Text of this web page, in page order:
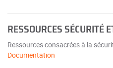
RESSOURCES SÉCURITÉ
Ressources consacrées à la
Documentation